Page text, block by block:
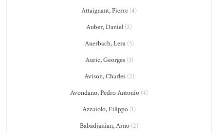
Attaignant, Pierre (4)
Auber, Daniel (2)
Auerbach, Lera(3)
Auric, Georges(3)
Avison, Charles(2)
Avondano, Pedro Antonio (4)
Azzaiolo, Filippo (1)
Babadjanian, Arno (2)